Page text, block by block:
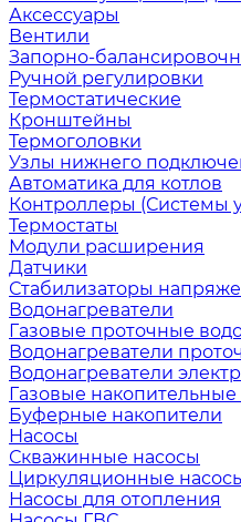
Аксессуары
Вентили
Запорно-
Ручной регулировки
Термостатические
Кронштейны
Термоголовки
Узлы нижнего
Автоматика для котлов
Контроллеры (Системы
Термостаты
Модули расширения
Датчики
Стабилизаторы
Водонагреватели
Газовые проточные
Водонагреватели
Водонагреватели
Газовые накопительные
Буферные накопители
Насосы
Скважинные насосы
Циркуляционные
Насосы для отопления